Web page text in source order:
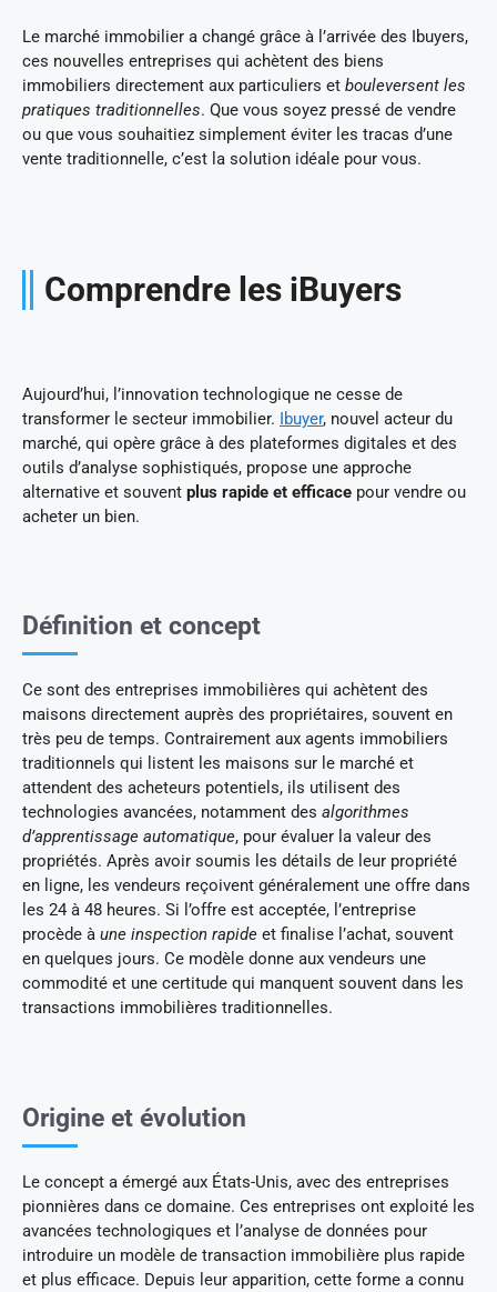
Le marché immobilier a changé grâce à l’arrivée des Ibuyers,
ces nouvelles entreprises qui achètent des biens
immobiliers directement aux particuliers et bouleversent les
pratiques traditionnelles. Que vous soyez pressé de vendre
ou que vous souhaitiez simplement éviter les tracas d’une
vente traditionnelle, c’est la solution idéale pour vous.
Comprendre les iBuyers
Aujourd’hui, l’innovation technologique ne cesse de
transformer le secteur immobilier. Ibuyer, nouvel acteur du
marché, qui opère grâce à des plateformes digitales et des
outils d’analyse sophistiqués, propose une approche
alternative et souvent plus rapide et efficace pour vendre ou
acheter un bien.
Définition et concept
Ce sont des entreprises immobilières qui achètent des
maisons directement auprès des propriétaires, souvent en
très peu de temps. Contrairement aux agents immobiliers
traditionnels qui listent les maisons sur le marché et
attendent des acheteurs potentiels, ils utilisent des
technologies avancées, notamment des algorithmes
d’apprentissage automatique, pour évaluer la valeur des
propriétés. Après avoir soumis les détails de leur propriété
en ligne, les vendeurs reçoivent généralement une offre dans
les 24 à 48 heures. Si l’offre est acceptée, l’entreprise
procède à une inspection rapide et finalise l’achat, souvent
en quelques jours. Ce modèle donne aux vendeurs une
commodité et une certitude qui manquent souvent dans les
transactions immobilières traditionnelles.
Origine et évolution
Le concept a émergé aux États-Unis, avec des entreprises
pionnières dans ce domaine. Ces entreprises ont exploité les
avancées technologiques et l’analyse de données pour
introduire un modèle de transaction immobilière plus rapide
et plus efficace. Depuis leur apparition, cette forme a connu